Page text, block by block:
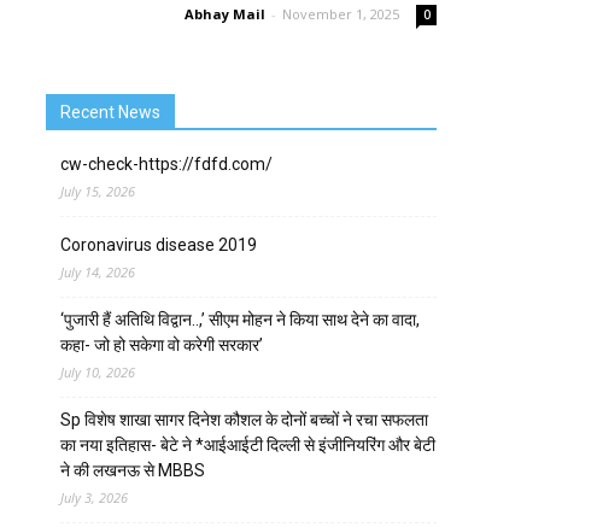
Abhay Mail - November 1, 2025 0
Recent News
cw-check-https://fdfd.com/
July 15, 2026
Coronavirus disease 2019
July 14, 2026
‘पुजारी हैं अतिथि विद्वान..,’ सीएम मोहन ने किया साथ देने का वादा,
कहा- जो हो सकेगा वो करेगी सरकार’
July 10, 2026
Sp विशेष शाखा सागर दिनेश कौशल के दोनों बच्चों ने रचा सफलता
का नया इतिहास- बेटे ने *आईआईटी दिल्ली से इंजीनियरिंग और बेटी
ने की लखनऊ से MBBS
July 3, 2026